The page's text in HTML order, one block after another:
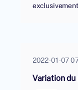
2022-01-07
Variation